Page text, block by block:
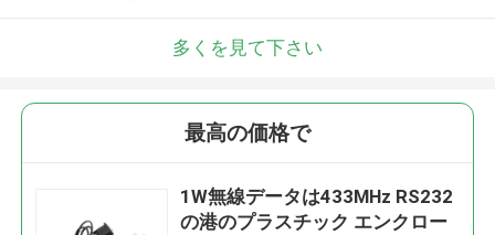
多くを見て下さい
最高の価格で
1W無線データは433MHz RS232
の港のプラスチック エンクロー